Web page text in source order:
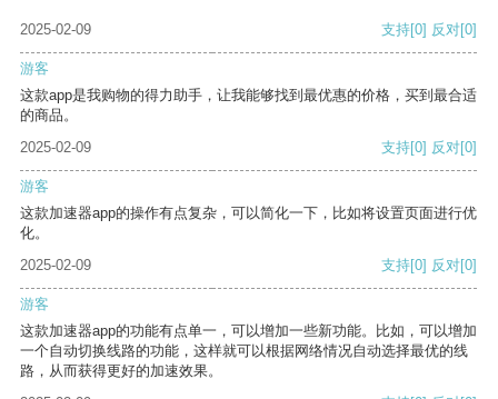
2025-02-09 支持[0] 反对[0]
游客
这款app是我购物的得力助手，让我能够找到最优惠的价格，买到最合适
的商品。
2025-02-09
支持[0] 反对[0]
游客
这款加速器app的操作有点复杂，可以简化一下，比如将设置页面进行优
化。
2025-02-09
支持[0] 反对[0]
游客
这款加速器app的功能有点单一，可以增加一些新功能。比如，可以增加
一个自动切换线路的功能，这样就可以根据网络情况自动选择最优的线
路，从而获得更好的加速效果。